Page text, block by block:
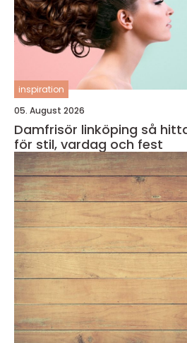
inspiration
05. August 2026
Damfrisör linköping så hittar du rätt salong
för stil, vardag och fest